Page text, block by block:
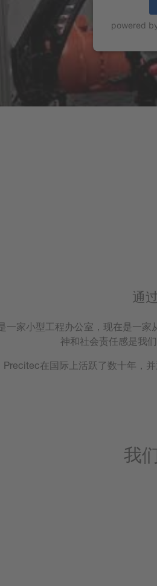
powered
通
一家小型工程办公室，现在是一
神和社会责任感是我
Precitec在国际上活跃了数十年，
我